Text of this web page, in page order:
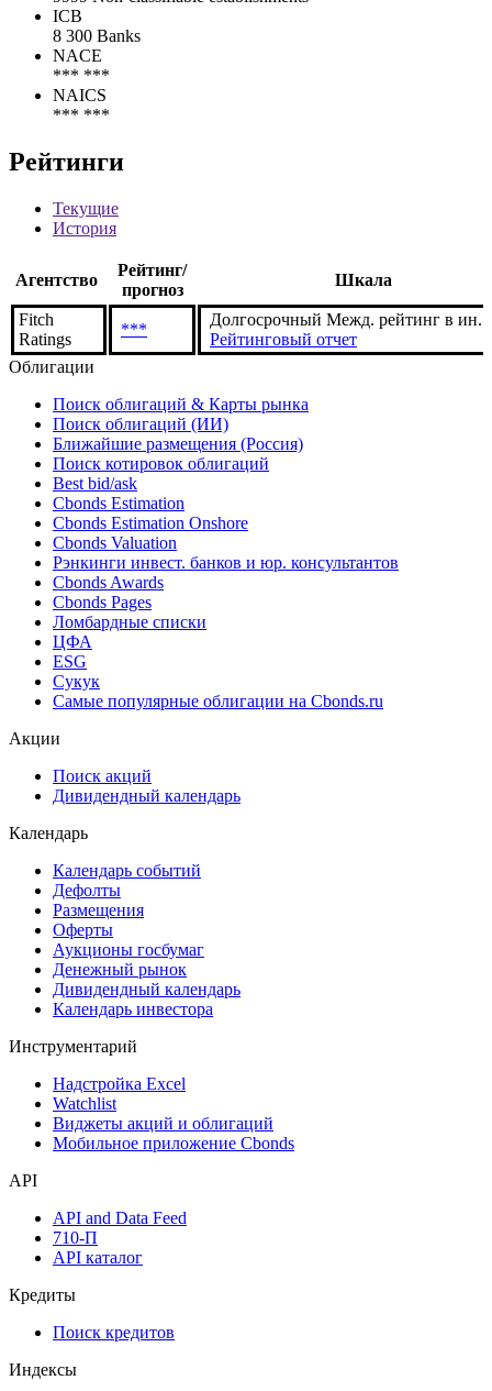
ICB
8 300 Banks
NACE
*** ***
NAICS
*** ***
Рейтинги
Текущие
История
Агентство
Рейтинг/
прогноз
Шкала
Fitch
Ratings
***
Долгосрочный Межд. рейтинг в ин.
Рейтинговый отчет
Облигации
Поиск облигаций & Карты рынка
Поиск облигаций (ИИ)
Ближайшие размещения (Россия)
Поиск котировок облигаций
Best bid/ask
Cbonds Estimation
Cbonds Estimation Onshore
Cbonds Valuation
Рэнкинги инвест. банков и юр. консультантов
Cbonds Awards
Cbonds Pages
Ломбардные списки
ЦФА
ESG
Сукук
Самые популярные облигации на Cbonds.ru
Акции
Поиск акций
Дивидендный календарь
Календарь
Календарь событий
Дефолты
Размещения
Оферты
Аукционы госбумаг
Денежный рынок
Дивидендный календарь
Календарь инвестора
Инструментарий
Надстройка Excel
Watchlist
Виджеты акций и облигаций
Мобильное приложение Cbonds
API
API and Data Feed
710-П
API каталог
Кредиты
Поиск кредитов
Индексы